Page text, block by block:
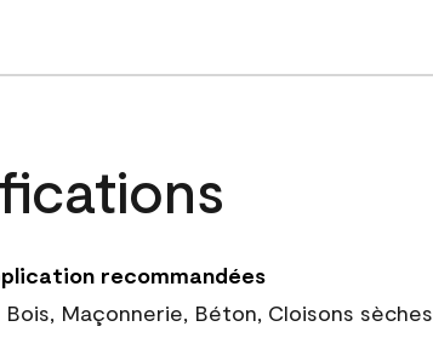
recommandées
Maçonnerie, Béton, Cloisons sèches